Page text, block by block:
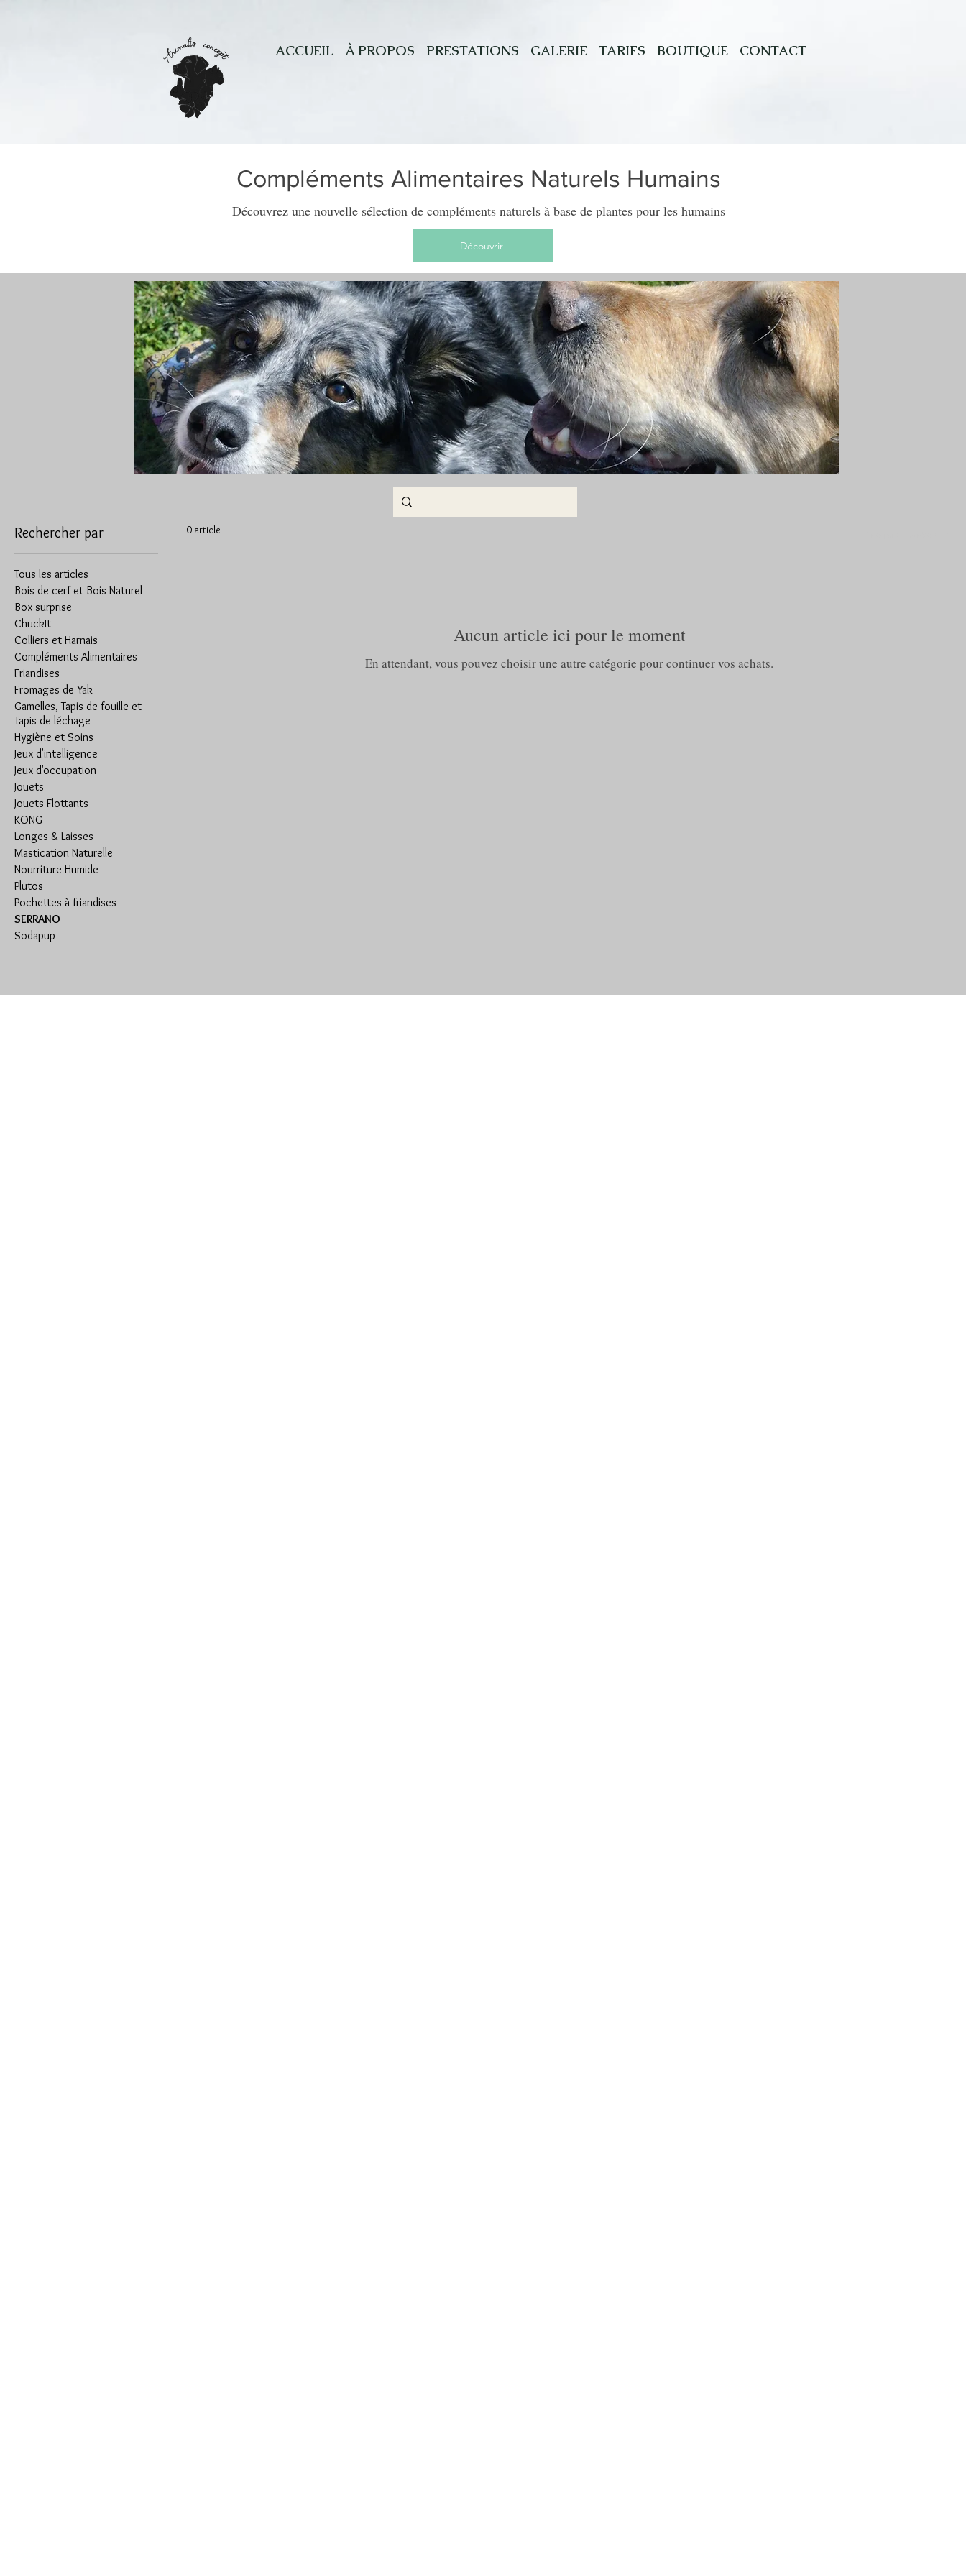
ACCUEIL À PROPOS PRESTATIONS GALERIE TARIFS BOUTIQUE CONTACT
Compléments Alimentaires Naturels Humains
Découvrez une nouvelle sélection de compléments naturels à base de plantes pour les humains
Découvrir
« Le chien n'a qu'un but dans la vie : offrir son coeur, alors offrez lui le meilleur »
Rechercher par
Tous les articles
Bois de cerf et Bois Naturel
Box surprise
ChuckIt
Colliers et Harnais
Compléments Alimentaires
Friandises
Fromages de Yak
Gamelles, Tapis de fouille et
Tapis de léchage
Hygiène et Soins
Jeux d'intelligence
Jeux d'occupation
Jouets
Jouets Flottants
KONG
Longes & Laisses
Mastication Naturelle
Nourriture Humide
Plutos
Pochettes à friandises
SERRANO
Sodapup
0 article
Aucun article ici pour le moment
En attendant, vous pouvez choisir une autre catégorie pour continuer vos achats.